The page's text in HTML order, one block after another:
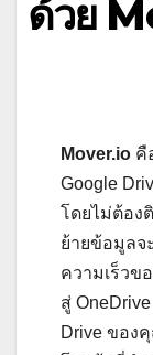
ด้วย
Mover.io คื
Google
โดยไม่ต้อง
ย้ายข้อมูล
ความเร็วข
สู่
Drive ของ